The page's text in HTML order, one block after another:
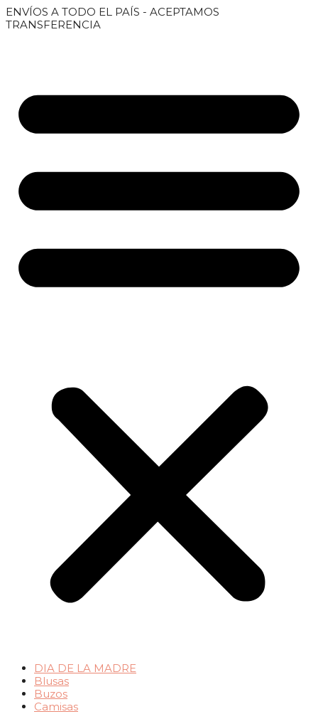
Saltar
al
ENVÍOS A TODO EL PAÍS - ACEPTAMOS
TRANSFERENCIA
DIA DE LA MADRE
Blusas
Buzos
Camisas